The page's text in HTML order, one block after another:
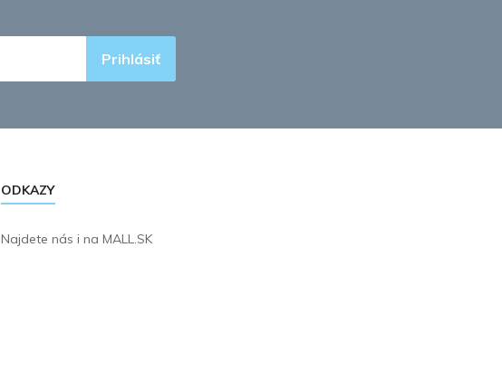
Prihlásiť
ODKAZY
Najdete nás i naMALL.SK